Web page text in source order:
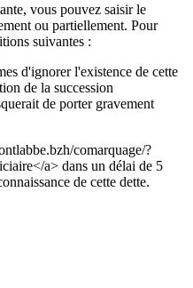
vous pouvez saisir le
ou partiellement. Pour
suivantes :
d'ignorer l'existence de cette
de la succession
de porter gravement
comarquage/?
a> dans un délai de 5
de cette dette.